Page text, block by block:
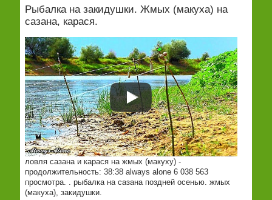
Рыбалка на закидушки. Жмых (макуха) на
сазана, карася.
ловля сазана и карася на жмых (макуху) -
продолжительность: 38:38 always alone 6 038 563
просмотра. . рыбалка на сазана поздней осенью. жмых
(макуха), закидушки.